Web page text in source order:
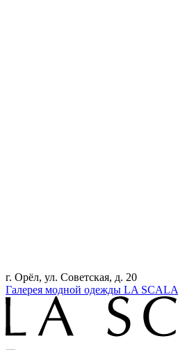
г. Орёл, ул. Советская, д. 20
Галерея модной одежды LA SCALA